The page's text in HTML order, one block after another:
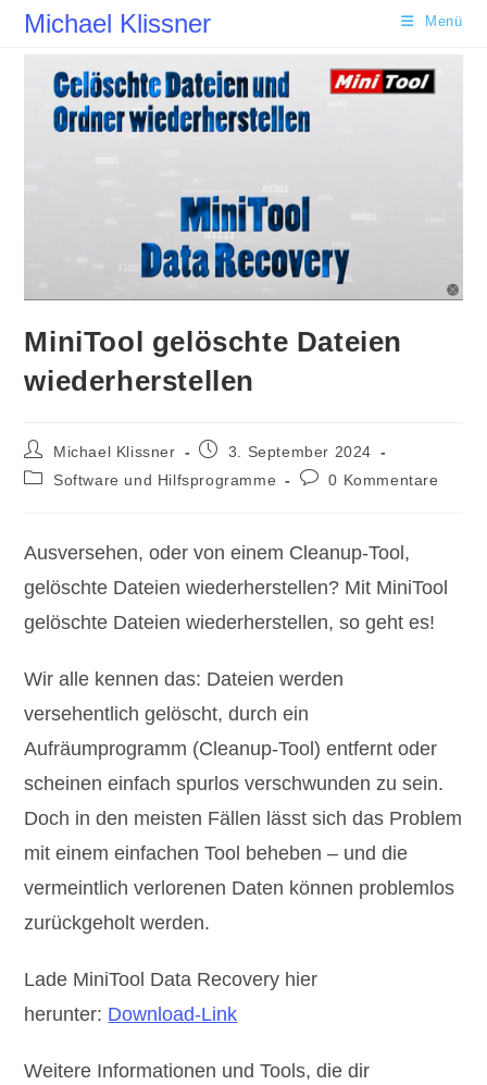
ZumMichael Klissner Menü
MiniTool gelöschte Dateien
wiederherstellen
Beitrags-
Autor:
Michael Klissner
Beitrag3. September 2024
Beitrags-
Software und Hilfsprogramme
Beitrags-
0 Kommentare
Ausversehen, oder von einem Cleanup-Tool,
gelöschte Dateien wiederherstellen? Mit MiniTool
gelöschte Dateien wiederherstellen, so geht es!
Wir alle kennen das: Dateien werden
versehentlich gelöscht, durch ein
Aufräumprogramm (Cleanup-Tool) entfernt oder
scheinen einfach spurlos verschwunden zu sein.
Doch in den meisten Fällen lässt sich das Problem
mit einem einfachen Tool beheben – und die
vermeintlich verlorenen Daten können problemlos
zurückgeholt werden.
Lade MiniTool Data Recovery hier
herunter: Download-Link
Weitere Informationen und Tools, die dir